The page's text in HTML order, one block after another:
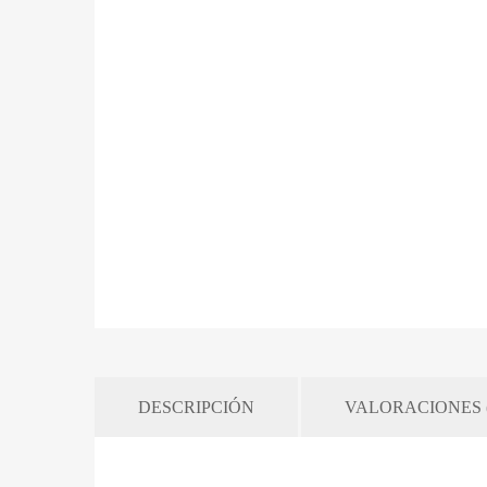
DESCRIPCIÓN VALORACIONES